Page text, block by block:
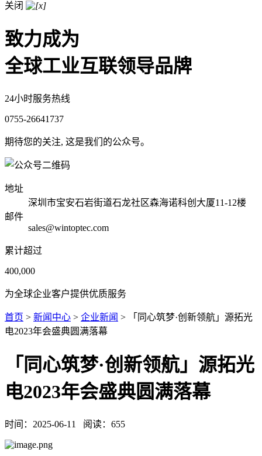
关闭
致力成为
全球工业互联领导品牌
24小时服务热线
0755-26641737
期待您的关注, 这是我们的公众号。
地址
深圳市宝安石岩街道石龙社区森海诺科创大厦11-12楼
邮件
sales@wintoptec.com
累计超过
400,000
为全球企业客户提供优质服务
首页 > 新闻中心 > 企业新闻 > 「同心筑梦·创新领航」源拓光
电2023年会盛典圆满落幕
「同心筑梦·创新领航」源拓光
电2023年会盛典圆满落幕
时间： 2025-06-11 阅读： 655